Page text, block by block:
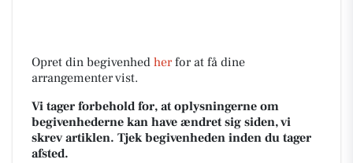
Opret din begivenhed herfor at få dine
arrangementer vist.
Vi tager forbehold for, at oplysningerne om
begivenhederne kan have ændret sig siden, vi
skrev artiklen. Tjek begivenheden inden du tager
afsted.